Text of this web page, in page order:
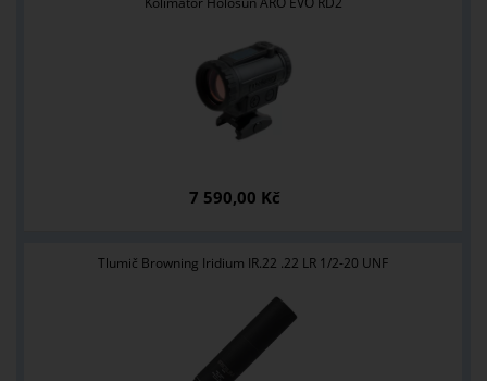
7 590,00 Kč
Tlumič Browning Iridium IR.22 .22 LR 1/2-20 UNF